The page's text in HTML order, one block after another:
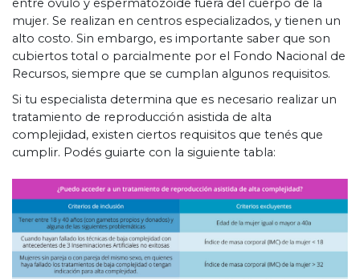
entre óvulo y espermatozoide fuera del cuerpo de la
mujer. Se realizan en centros especializados, y tienen un
alto costo. Sin embargo, es importante saber que son
cubiertos total o parcialmente por el Fondo Nacional de
Recursos, siempre que se cumplan algunos requisitos.
Si tu especialista determina que es necesario realizar un
tratamiento de reproducción asistida de alta
complejidad, existen ciertos requisitos que tenés que
cumplir. Podés guiarte con la siguiente tabla: